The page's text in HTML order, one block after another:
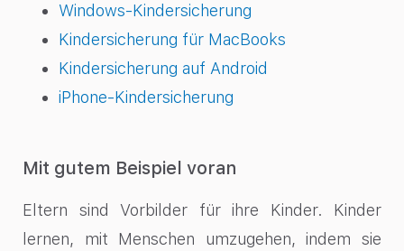
Windows-Kindersicherung
Kindersicherung für MacBooks
Kindersicherung auf Android
iPhone-Kindersicherung
Mit gutem Beispiel voran
Eltern sind Vorbilder für ihre Kinder. Kinder
lernen, mit Menschen umzugehen, indem sie